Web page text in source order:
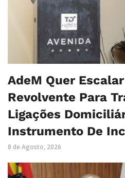
AdeM Quer
Revolvente Para
Ligações
Instrumento De
8 de Agosto, 2026